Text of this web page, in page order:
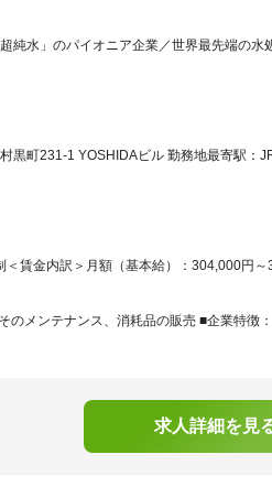
純水」のパイオニア企業／世界最先端の
黒町231-1 YOSHIDAビル 勤務地最寄駅：
賃金内訳＞月額（基本給）：304,000円～
のメンテナンス、消耗品の販売 ■企業特徴
求人詳細を見